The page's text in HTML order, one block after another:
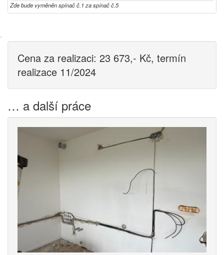
Zde bude vyměněn spínač č.1 za spínač č.5
·
Cena za realizaci: 23 673,- Kč, termín
realizace 11/2024
… a další práce